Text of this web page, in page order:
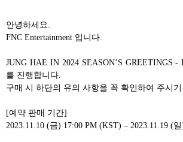
안녕하세요.
FNC Entertainment 입니다.
JUNG HAE IN 2024 SEASON’S GREETINGS -
를 진행합니다.
구매 시 하단의 유의 사항을 꼭 확인하여 주시
[예약 판매 기간]
2023.11.10 (금) 17:00 PM (KST) – 2023.11.19 (